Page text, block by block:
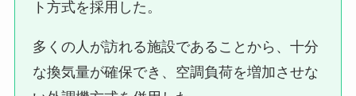
ト方式を採用した。
多くの人が訪れる施設であることから、十分
な換気量が確保でき、空調負荷を増加させな